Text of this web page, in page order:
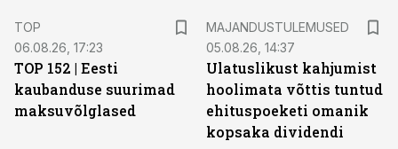
TOP
06.08.26, 17:23
TOP 152 | Eesti
kaubanduse suurimad
maksuvõlglased
MAJANDUSTULEMUSED
05.08.26, 14:37
Ulatuslikust kahjumist
hoolimata võttis tuntud
ehituspoeketi omanik
kopsaka dividendi